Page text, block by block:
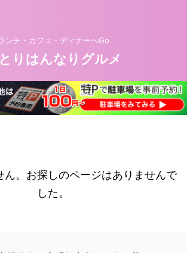
ンチ・カフェ・ディナーへGo
りはんなりグルメ
ん。お探しのページはありませんで
した。